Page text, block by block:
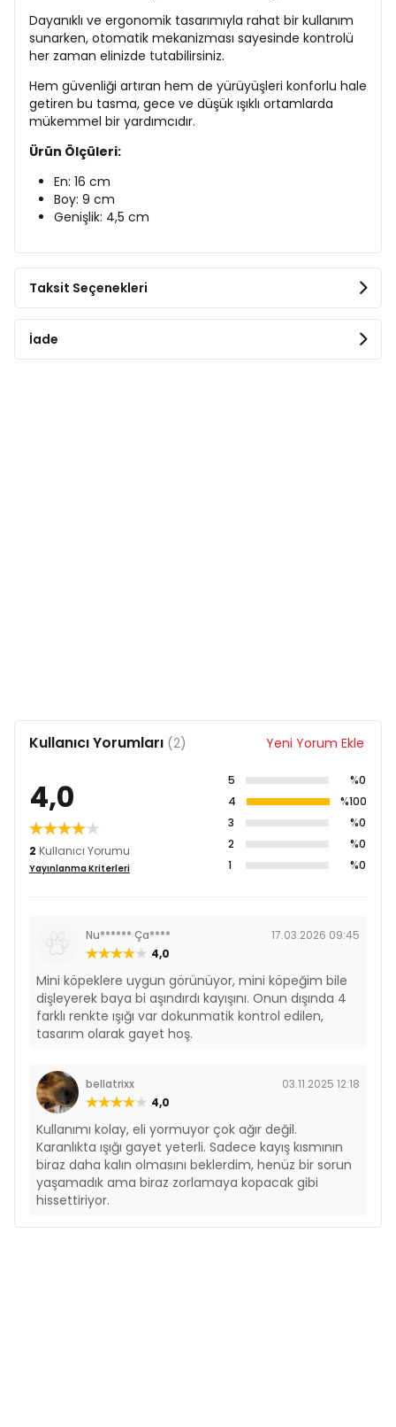
Dayanıklı ve ergonomik tasarımıyla rahat bir kullanım
sunarken, otomatik mekanizması sayesinde kontrolü
her zaman elinizde tutabilirsiniz.
Hem güvenliği artıran hem de yürüyüşleri konforlu hale
getiren bu tasma, gece ve düşük ışıklı ortamlarda
mükemmel bir yardımcıdır.
Ürün Ölçüleri:
En: 16 cm
Boy: 9 cm
Genişlik: 4,5 cm
Taksit Seçenekleri
İade
Kullanıcı Yorumları (2) Yeni Yorum Ekle
4,0
2 Kullanıcı Yorumu
Yayınlanma Kriterleri
5
%0
4
%100
3
%0
2
%0
1
%0
Nu****** Ça****
17.03.2026 09:45
4,0
Mini köpeklere uygun görünüyor, mini köpeğim bile
dişleyerek baya bi aşındırdı kayışını. Onun dışında 4
farklı renkte ışığı var dokunmatik kontrol edilen,
tasarım olarak gayet hoş.
bellatrixx
03.11.2025 12:18
4,0
Kullanımı kolay, eli yormuyor çok ağır değil.
Karanlıkta ışığı gayet yeterli. Sadece kayış kısmının
biraz daha kalın olmasını beklerdim, henüz bir sorun
yaşamadık ama biraz zorlamaya kopacak gibi
hissettiriyor.